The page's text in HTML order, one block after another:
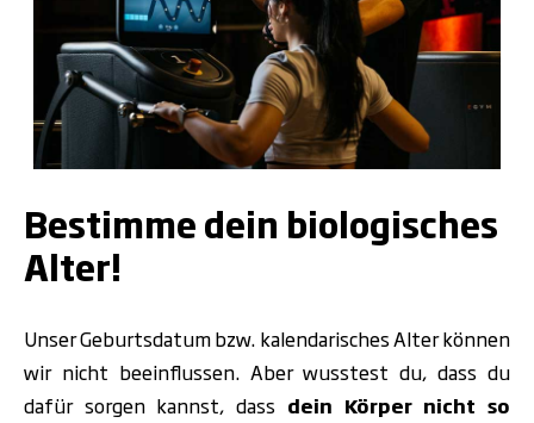
Bestimme dein biologisches
Alter!
Unser Geburtsdatum bzw. kalendarisches Alter können
wir nicht beeinflussen. Aber wusstest du, dass du
dafür sorgen kannst, dass dein Körper nicht so